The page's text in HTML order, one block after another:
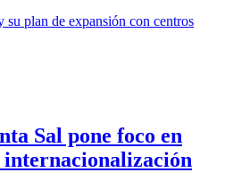
Sal pone foco en